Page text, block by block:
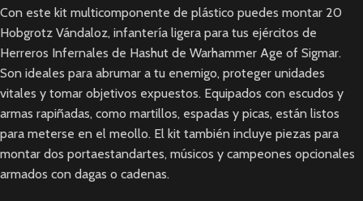
Con este kit multicomponente de plástico puedes montar 20
Hobgrotz Vándaloz, infantería ligera para tus ejércitos de
Herreros Infernales de Hashut de Warhammer Age of Sigmar.
Son ideales para abrumar a tu enemigo, proteger unidades
vitales y tomar objetivos expuestos. Equipados con escudos y
armas rapiñadas, como martillos, espadas y picas, están listos
para meterse en el meollo. El kit también incluye piezas para
montar dos portaestandartes, músicos y campeones opcionales
armados con dagas o cadenas.